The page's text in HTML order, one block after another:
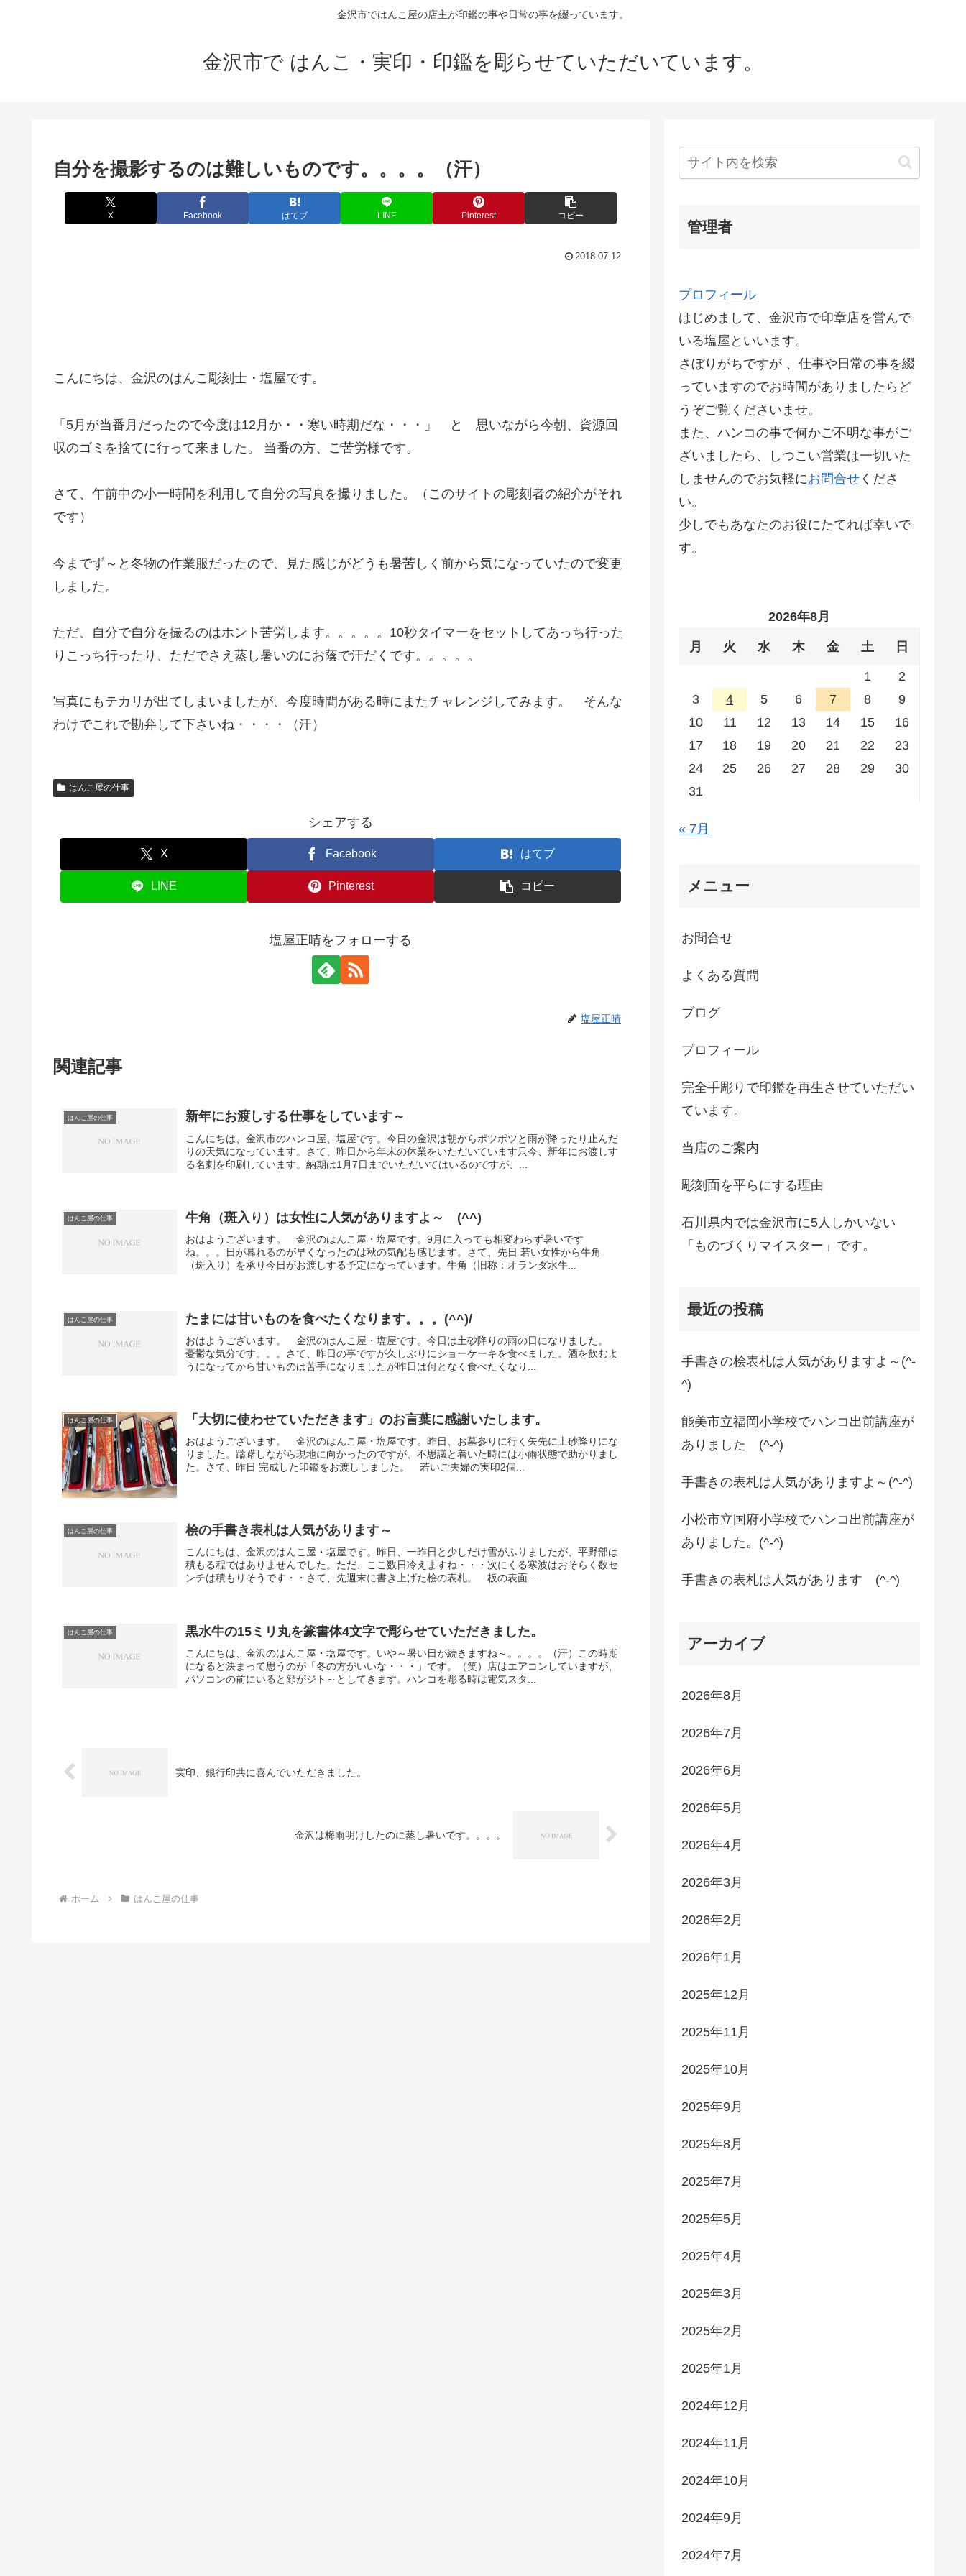
金沢市ではんこ屋の店主が印鑑の事や日常の事を綴っています。
金沢市で はんこ・実印・印鑑を彫らせていただいています。
自分を撮影するのは難しいものです。。。。（汗）
X Facebook はてブ LINE Pinterest コピー
2018.07.12
こんにちは、金沢のはんこ彫刻士・塩屋です。
「5月が当番月だったので今度は12月か・・寒い時期だな・・・」 と 思いながら今朝、資源回
収のゴミを捨てに行って来ました。 当番の方、ご苦労様です。
さて、午前中の小一時間を利用して自分の写真を撮りました。（このサイトの彫刻者の紹介がそれ
です）
今までず～と冬物の作業服だったので、見た感じがどうも暑苦しく前から気になっていたので変更
しました。
ただ、自分で自分を撮るのはホント苦労します。。。。。10秒タイマーをセットしてあっち行った
りこっち行ったり、ただでさえ蒸し暑いのにお蔭で汗だくです。。。。。
写真にもテカリが出てしまいましたが、今度時間がある時にまたチャレンジしてみます。 そんな
わけでこれで勘弁して下さいね・・・・（汗）
はんこ屋の仕事
シェアする
X Facebook はてブ
LINE Pinterest コピー
塩屋正晴をフォローする
塩屋正晴
関連記事
はんこ屋の仕事 新年にお渡しする仕事をしています～
こんにちは、金沢市のハンコ屋、塩屋です。今日の金沢は朝からポツポツと雨が降ったり止んだ
りの天気になっています。さて、昨日から年末の休業をいただいています只今、新年にお渡しす
る名刺を印刷しています。納期は1月7日までいただいてはいるのですが、...
はんこ屋の仕事 牛角（斑入り）は女性に人気がありますよ～ (^^)
おはようございます。 金沢のはんこ屋・塩屋です。9月に入っても相変わらず暑いです
ね。。。日が暮れるのが早くなったのは秋の気配も感じます。さて、先日 若い女性から牛角
（斑入り）を承り今日がお渡しする予定になっています。牛角（旧称：オランダ水牛...
はんこ屋の仕事 たまには甘いものを食べたくなります。。。(^^)/
おはようございます。 金沢のはんこ屋・塩屋です。今日は土砂降りの雨の日になりました。
憂鬱な気分です。。。さて、昨日の事ですが久しぶりにショーケーキを食べました。酒を飲むよ
うになってから甘いものは苦手になりましたが昨日は何となく食べたくなり...
はんこ屋の仕事 「大切に使わせていただきます」のお言葉に感謝いたします。
おはようございます。 金沢のはんこ屋・塩屋です。昨日、お墓参りに行く矢先に土砂降りにな
りました。躊躇しながら現地に向かったのですが、不思議と着いた時には小雨状態で助かりまし
た。さて、昨日 完成した印鑑をお渡ししました。 若いご夫婦の実印2個...
はんこ屋の仕事 桧の手書き表札は人気があります～
こんにちは、金沢のはんこ屋・塩屋です。昨日、一昨日と少しだけ雪がふりましたが、平野部は
積もる程ではありませんでした。ただ、ここ数日冷えますね・・・次にくる寒波はおそらく数セ
ンチは積もりそうです・・さて、先週末に書き上げた桧の表札。 板の表面...
はんこ屋の仕事 黒水牛の15ミリ丸を篆書体4文字で彫らせていただきました。
こんにちは、金沢のはんこ屋・塩屋です。いや～暑い日が続きますね～。。。。（汗）この時期
になると決まって思うのが「冬の方がいいな・・・」です。（笑）店はエアコンしていますが、
パソコンの前にいると顔がジト～としてきます。ハンコを彫る時は電気スタ...
実印、銀行印共に喜んでいただきました。
金沢は梅雨明けしたのに蒸し暑いです。。。。
ホーム はんこ屋の仕事
管理者
プロフィール
はじめまして、金沢市で印章店を営んで
いる塩屋といいます。
さぼりがちですが 、仕事や日常の事を綴
っていますのでお時間がありましたらど
うぞご覧くださいませ。
また、ハンコの事で何かご不明な事がご
ざいましたら、しつこい営業は一切いた
しませんのでお気軽にお問合せ くださ
い。
少しでもあなたのお役にたてれば幸いで
す。
2026年8月
月 火 水 木 金 土 日
1
2
3
4 5 6 7 8
9
10
11 12 13 14 15
16
17
18 19 20 21 22
23
24
25 26 27 28 29
30
31
« 7月
メニュー
お問合せ
よくある質問
ブログ
プロフィール
完全手彫りで印鑑を再生させていただい
ています。
当店のご案内
彫刻面を平らにする理由
石川県内では金沢市に5人しかいない
「ものづくりマイスター」です。
最近の投稿
手書きの桧表札は人気がありますよ～(^-
^)
能美市立福岡小学校でハンコ出前講座が
ありました (^-^)
手書きの表札は人気がありますよ～(^-^)
小松市立国府小学校でハンコ出前講座が
ありました。(^-^)
手書きの表札は人気があります (^-^)
アーカイブ
2026年8月
2026年7月
2026年6月
2026年5月
2026年4月
2026年3月
2026年2月
2026年1月
2025年12月
2025年11月
2025年10月
2025年9月
2025年8月
2025年7月
2025年5月
2025年4月
2025年3月
2025年2月
2025年1月
2024年12月
2024年11月
2024年10月
2024年9月
2024年7月